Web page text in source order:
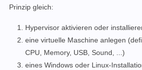
Prinzip gleich:
Hypervisor aktivieren oder
eine virtuelle Maschine anlegen
CPU, Memory, USB, Sound, ...)
eines Windows oder Linux-